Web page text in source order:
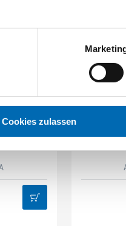
Cookies zulassen
Set